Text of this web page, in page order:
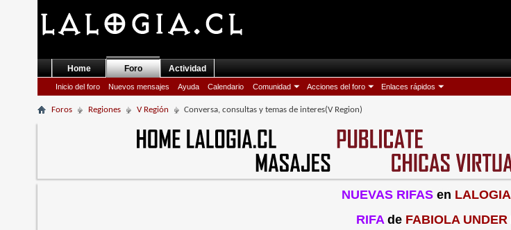
Home Foro
Inicio del foro Nuevos mensajes Ayuda Calendario Comunidad Acciones del foro Enlaces rápidos
Actividad
Foros Regiones V Región Conversa, consultas y temas de interes(V Region)
NUEVAS RIFAS en LALOGIA
RIFA de FABIOLA UNDER